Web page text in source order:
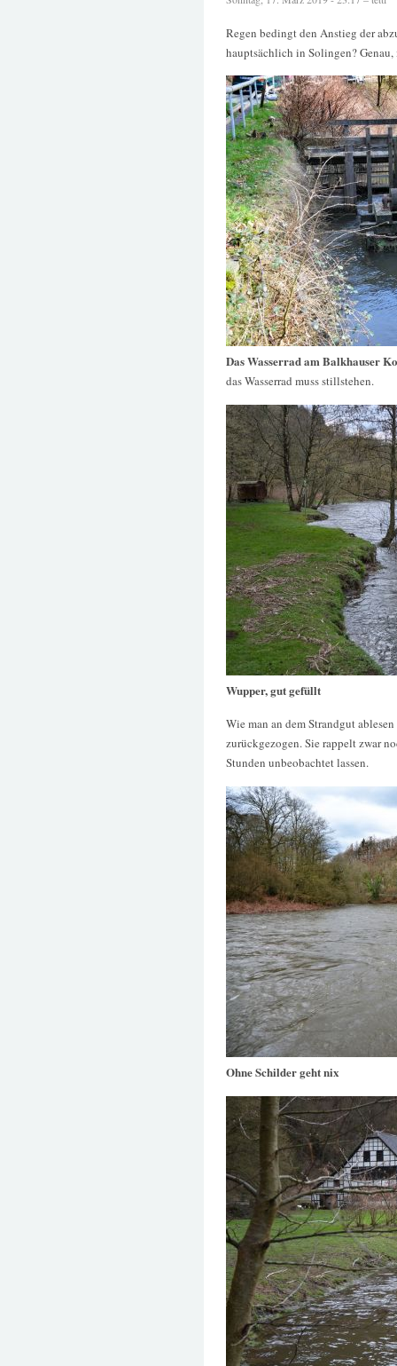
Regen bedingt den Anstieg der
hauptsächlich in Solingen?
Das Wasserrad am Balkhauser
das Wasserrad muss stillstehen.
Wupper, gut gefüllt
Wie man an dem Strandgut
zurückgezogen. Sie rappelt zwar
Stunden unbeobachtet lassen.
Ohne Schilder geht nix